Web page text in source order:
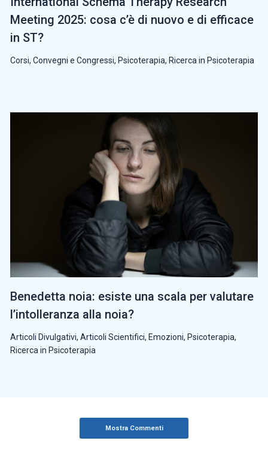
Meeting 2025: cosa c’è di nuovo e di efficace
in ST?
Corsi, Convegni e Congressi, Psicoterapia, Ricerca in Psicoterapia
Benedetta noia: esiste una scala per valutare
l’intolleranza alla noia?
Articoli Divulgativi, Articoli Scientifici, Emozioni, Psicoterapia,
Ricerca in Psicoterapia
Mostra Commenti